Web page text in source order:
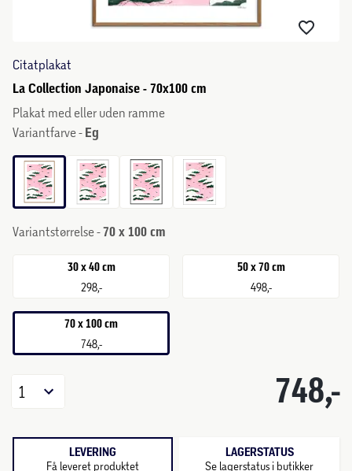
Citatplakat
La Collection Japonaise - 70x100 cm
Plakat med eller uden ramme
Variantfarve - Eg
Variantstørrelse -70 x 100 cm
30 x 40 cm
298,-
50 x 70 cm
498,-
70 x 100 cm
748,-
748,-
1
LEVERING
Få leveret produktet
LAGERSTATUS
Se lagerstatus i butikker